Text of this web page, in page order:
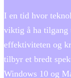
I en tid hvor
viktig å ha tilgang
effektiviteten og
tilbyr et bredt
Windows 10 og